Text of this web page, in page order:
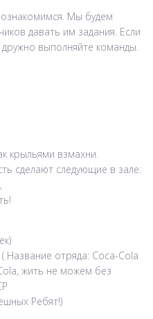
Мы будем
давать им задания. Если
выполняйте команды.
крыльями взмахни.
сделают следующие в зале:
Название отряда: Coca-Cola
жить не можем без
Ребят!)